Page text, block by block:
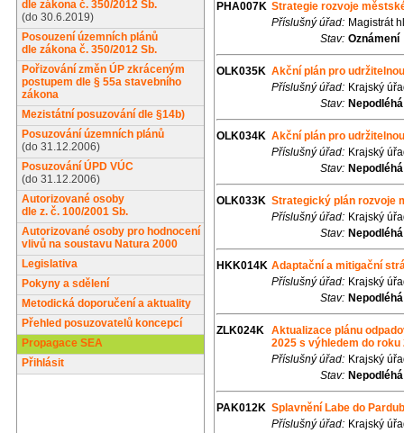
dle zákona č. 350/2012 Sb.
(do 30.6.2019)
Posouzení územních plánů
dle zákona č. 350/2012 Sb.
Pořizování změn ÚP zkráceným
postupem dle § 55a stavebního
zákona
Mezistátní posuzování dle §14b)
Posuzování územních plánů
(do 31.12.2006)
Posuzování ÚPD VÚC
(do 31.12.2006)
Autorizované osoby
dle z. č. 100/2001 Sb.
Autorizované osoby pro hodnocení
vlivů na soustavu Natura 2000
Legislativa
Pokyny a sdělení
Metodická doporučení a aktuality
Přehled posuzovatelů koncepcí
Propagace SEA
Přihlásit
PHA007K Strategie rozvoje
Příslušný úřad: Magistrát
Stav: Oznámení
OLK035K Akční plán pro
Příslušný úřad: Krajský
Stav:
OLK034K Akční plán pro
Příslušný úřad: Krajský
Stav:
OLK033K Strategický plán rozvoje
Příslušný úřad: Krajský
Stav:
HKK014K Adaptační a mitigační
Příslušný úřad: Krajský
Stav:
ZLK024K Aktualizace plánu
2025 s výhledem do roku
Příslušný úřad: Krajský
Stav:
PAK012K Splavnění Labe do
Příslušný úřad: Krajský